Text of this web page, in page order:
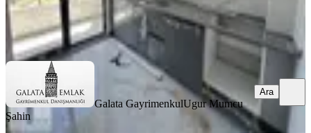
Galata Gayrimenkul Ugur Mumcu Şahin
Ara
Galata GayrimenkulUgur Mumcu
Şahin
Ara